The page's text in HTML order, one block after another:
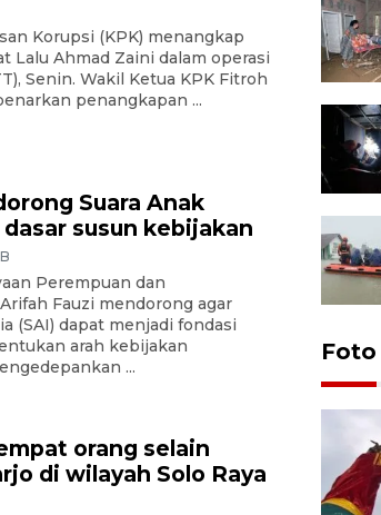
Korupsi (KPK) menangkap
Lalu Ahmad Zaini dalam operasi
Senin. Wakil Ketua KPK Fitroh
penangkapan ...
Suara Anak
susun kebijakan
Perempuan dan
Fauzi mendorong agar
(SAI) dapat menjadi fondasi
arah kebijakan
...
orang selain
di wilayah Solo Raya
Foto